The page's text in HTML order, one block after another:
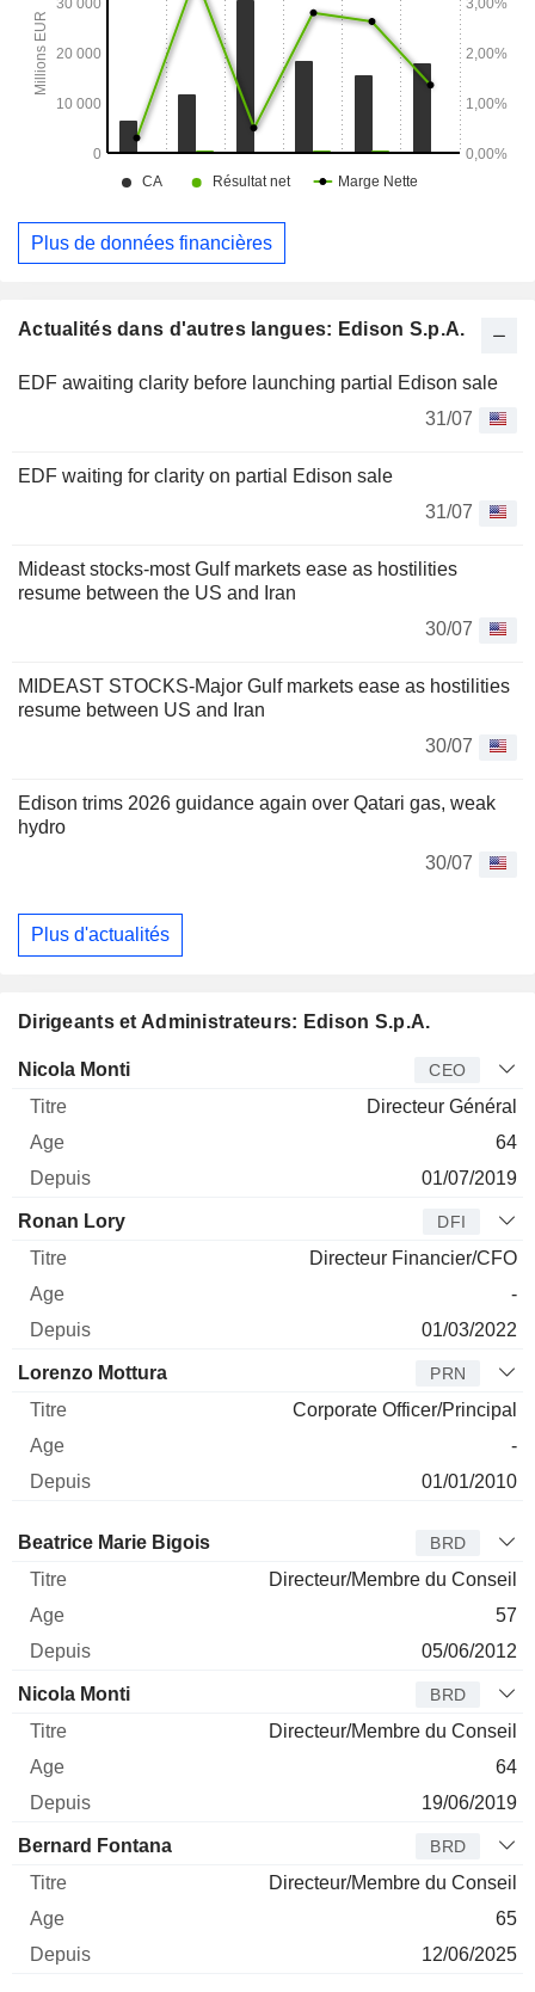
Actualités dans d'autres langues: Edison S.p.A.
EDF awaiting clarity before launching partial Edison sale
31/07
EDF waiting for clarity on partial Edison sale
31/07
Mideast stocks-most Gulf markets ease as hostilities
resume between the US and Iran
30/07
MIDEAST STOCKS-Major Gulf markets ease as hostilities
resume between US and Iran
30/07
Edison trims 2026 guidance again over Qatari gas, weak
hydro
30/07
Plus d'actualités
Dirigeants et Administrateurs: Edison S.p.A.
Dirigeant Titre
Nicola Monti CEO
Directeur Général
64
01/07/2019
Ronan Lory DFI
Directeur Financier/CFO
-
01/03/2022
Lorenzo Mottura PRN
Corporate Officer/Principal
-
01/01/2010
Administrateur Titre Age
Beatrice Marie Bigois BRD
Directeur/Membre du Conseil
57
05/06/2012
Nicola Monti BRD
Directeur/Membre du Conseil
64
19/06/2019
Bernard Fontana BRD
Directeur/Membre du Conseil
65
12/06/2025
Plus de données financières